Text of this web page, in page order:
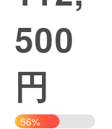
チャレンジ
Creation
500
円
56%